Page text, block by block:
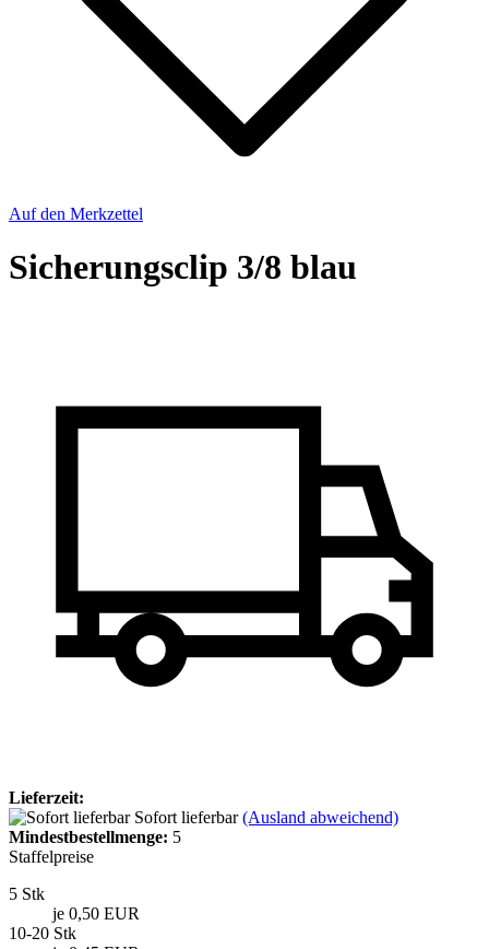
Auf den Merkzettel
Sicherungsclip 3/8 blau
Lieferzeit:
Sofort lieferbar(Ausland abweichend)
Mindestbestellmenge: 5
Staffelpreise
5 Stk
je 0,50 EUR
10-20 Stk